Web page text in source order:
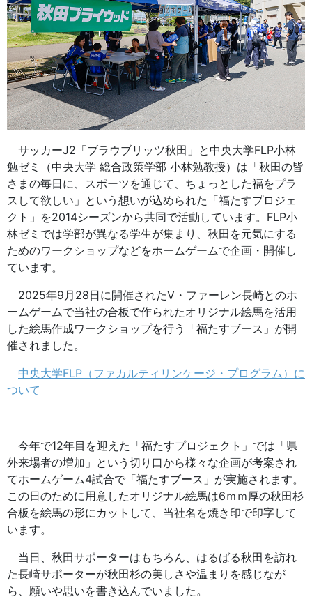
サッカーJ2「ブラウブリッツ秋田」と中央大学FLP小林
勉ゼミ（中央大学 総合政策学部 小林勉教授）は「秋田の皆
さまの毎日に、スポーツを通じて、ちょっとした福をプラ
スして欲しい」という想いが込められた「福たすプロジェ
クト」を2014シーズンから共同で活動しています。FLP小
林ゼミでは学部が異なる学生が集まり、秋田を元気にする
ためのワークショップなどをホームゲームで企画・開催し
ています。
2025年9月28日に開催されたV・ファーレン長崎とのホ
ームゲームで当社の合板で作られたオリジナル絵馬を活用
した絵馬作成ワークショップを行う「福たすブース」が開
催されました。
中央大学FLP（ファカルティリンケージ・プログラム）に
ついて
今年で12年目を迎えた「福たすプロジェクト」では「県
外来場者の増加」という切り口から様々な企画が考案され
てホームゲーム4試合で「福たすブース」が実施されます。
この日のために用意したオリジナル絵馬は6ｍｍ厚の秋田杉
合板を絵馬の形にカットして、当社名を焼き印で印字して
います。
当日、秋田サポーターはもちろん、はるばる秋田を訪れ
た長崎サポーターが秋田杉の美しさや温まりを感じなが
ら、願いや思いを書き込んでいました。